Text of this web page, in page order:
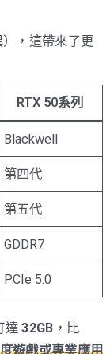
），這帶來了更
RTX 50系列
Blackwell
第四代
第五代
GDDR7
PCIe 5.0
達32GB ，比
遊戲或專業應用